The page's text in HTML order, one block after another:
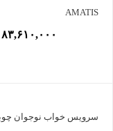
AMATIS
۸۳,۶۱۰,۰۰۰ تومان
سرویس خواب نوجوان